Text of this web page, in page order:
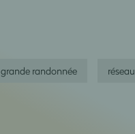
grande randonnée réseau